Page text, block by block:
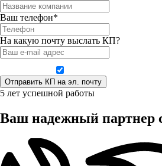
Ваш телефон*
На какую почту выслать КП?
5 лет успешной работы
Ваш надежный партнер с